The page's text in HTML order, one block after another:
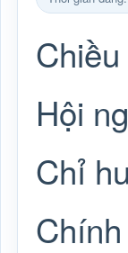
Hội
Chỉ